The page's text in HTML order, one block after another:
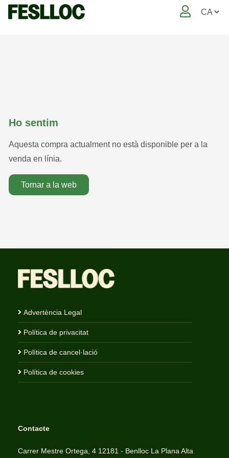
ho sentim
Aquesta compra actualment no està disponible per a la
venda en línia.
tornar a la web
Advertència Legal
Política de privacitat
Política de cancel·lació
Política de cookies
Contacte
Carrer Mestre Ortega, 4 12181 - Benlloc La Plana Alta